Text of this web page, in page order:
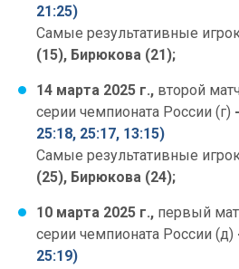
21:25)
Самые результативные
(15), Бирюкова (21);
14 марта 2025 г., второй
серии чемпионата России (г) -
25:18, 25:17, 13:15)
Самые результативные
(25), Бирюкова (24);
10 марта 2025 г., первый
серии чемпионата России (д)
25:19)